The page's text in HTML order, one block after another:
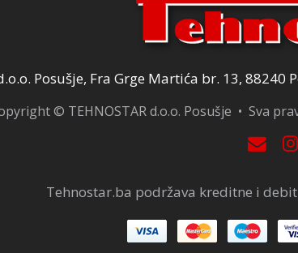
Posušje, Fra Grge Martića br. 13,
© TEHNOSTAR d.o.o. Posušje • Sva
Tehnostar.ba podržava kreditne i